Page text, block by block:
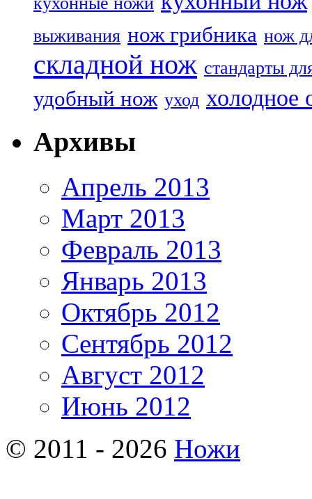
выживания нож грибника нож
складной нож стандарты
удобный нож уход холодное
Архивы
Апрель 2013
Март 2013
Февраль 2013
Январь 2013
Октябрь 2012
Сентябрь 2012
Август 2012
Июнь 2012
© 2011 - 2026 Ножи